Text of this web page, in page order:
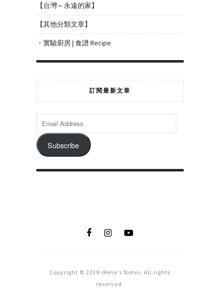
【台灣～永遠的家】
【其他分類文章】
・實驗廚房 | 食譜 Recipe
訂閱最新文章
Subscribe
Copyright © 2018 iRene's Notes. All rights
reserved.